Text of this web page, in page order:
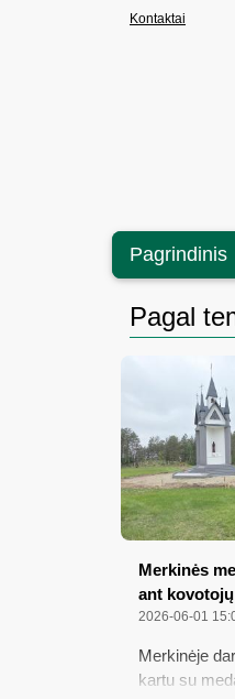
Kontaktai
Pagrindinis
Pagal
Merkinės
ant
2026-06-01
Merkinėje
kartu su